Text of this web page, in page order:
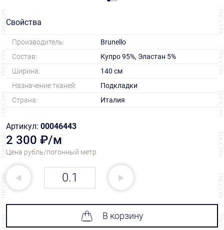
Свойства
Производитель:
Brunello
Состав:
Купро 95%, Эластан 5%
Ширина:
140 см
Назначение тканей:
Подкладки
Страна:
Италия
Артикул: 00046443
2 300 ₽/м
Цена рубль/погонный метр
В корзину